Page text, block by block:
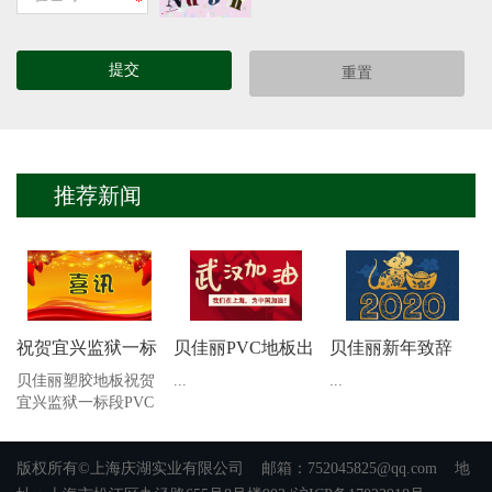
推荐新闻
祝贺宜兴监狱一标
段PVC地板工程顺
利完工！
贝佳丽塑胶地板祝贺
宜兴监狱一标段PVC
工！...
贝佳丽PVC地板出
发，为中国加油！
贝佳丽新年致辞
版权所有©上海庆湖实业有限公司 邮箱： 752045825@qq.com 地